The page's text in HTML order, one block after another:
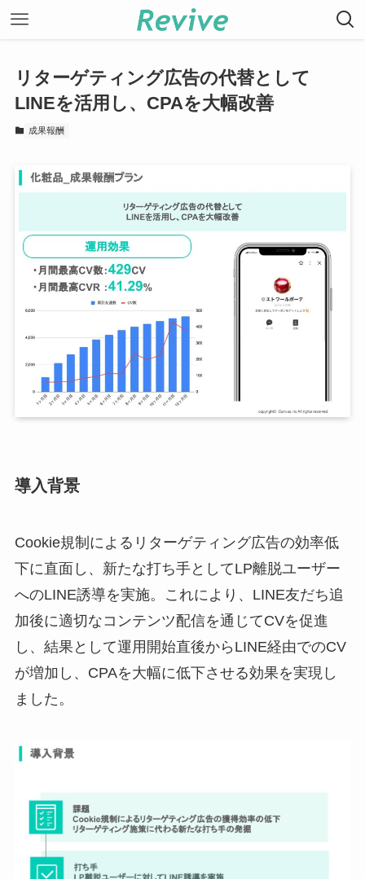
リターゲティング広告の代替として
LINEを活用し、CPAを大幅改善
成果報酬
導入背景
Cookie規制によるリターゲティング広告の効率低
下に直面し、新たな打ち手としてLP離脱ユーザー
へのLINE誘導を実施。これにより、LINE友だち追
加後に適切なコンテンツ配信を通じてCVを促進
し、結果として運用開始直後からLINE経由でのCV
が増加し、CPAを大幅に低下させる効果を実現し
ました。